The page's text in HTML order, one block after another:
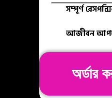
সম্পূর্ণ
আজীবন
অর্ডার